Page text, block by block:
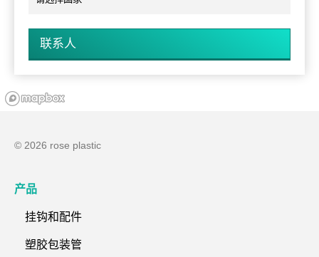
联系人
© 2026 rose plastic
产品
挂钩和配件
塑胶包装管